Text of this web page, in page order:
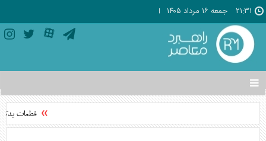
۲۱:۳۱ جمعه ۱۶ مرداد ۱۴۰۵
تغییر
وضعیت
منوی
ها
قطعات یدکی خودرو ۷۰ تا